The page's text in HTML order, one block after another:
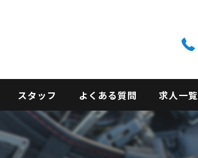
スタッフ よくある質問 求人一覧